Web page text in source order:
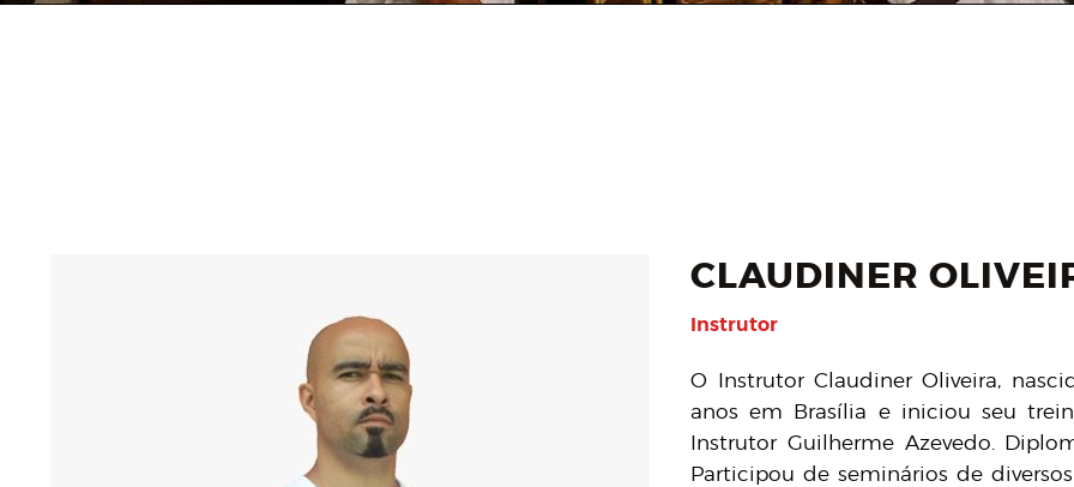
CLAUDINER
Instrutor
O Instrutor Claudiner Oliveira,
anos em Brasília e iniciou seu
Instrutor Guilherme Azevedo.
Participou de seminários de